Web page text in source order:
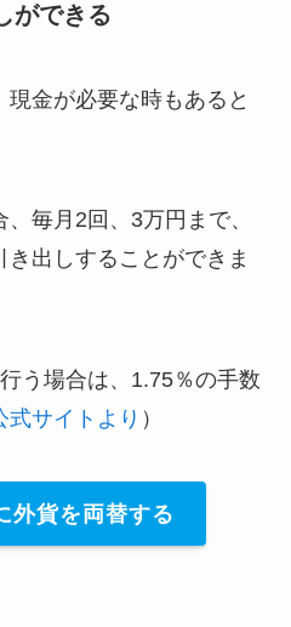
ができる
金が必要な時もあると
毎月2回、3万円まで、
き出しすることができま
う場合は、1.75％の手数
式サイトより ）
外貨を両替する